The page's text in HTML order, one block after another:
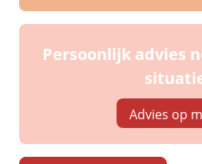
Persoonlijk advies
Advies op